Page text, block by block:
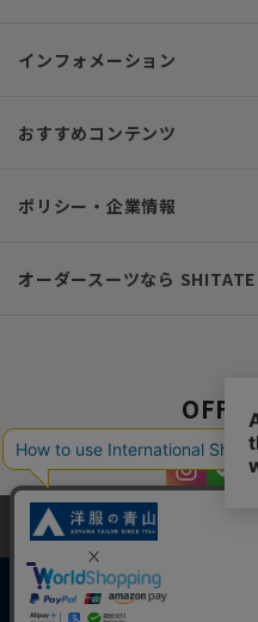
インフォメーション
おすすめコンテンツ
ポリシー・企業情報
オーダースーツなら SHITATE
当サイトでは、快適な閲覧体験と
しています。閲覧を続けることで
します。詳細については